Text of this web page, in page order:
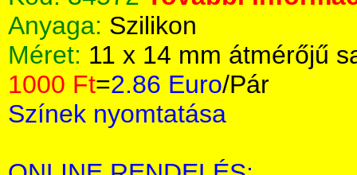
Anyaga: Szilikon
Méret: 11 x 14 mm átmérőjű
1000 Ft=2.86 Euro/Pár
Színek nyomtatása